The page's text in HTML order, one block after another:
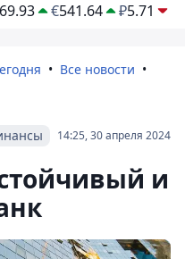
€541.64 ₽5.71
Все новости
14:25, 30 апреля 2024
и